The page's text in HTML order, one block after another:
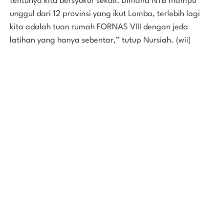
unggul dari 12 provinsi yang ikut Lomba, terlebih lagi
kita adalah tuan rumah FORNAS VIII dengan jeda
latihan yang hanya sebentar,” tutup Nursiah. (wii)